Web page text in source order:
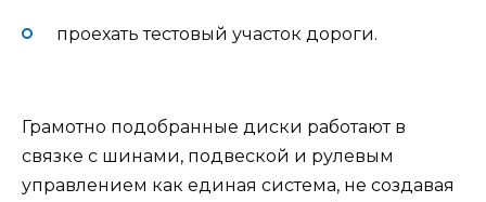
проехать тестовый участок дороги.
Грамотно подобранные диски работают в
связке с шинами, подвеской и рулевым
управлением как единая система, не создавая